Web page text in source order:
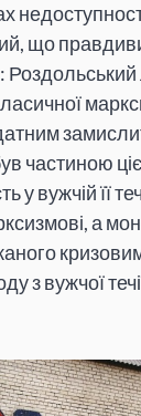
що
частиною
у вужчій її
а
з вужчої